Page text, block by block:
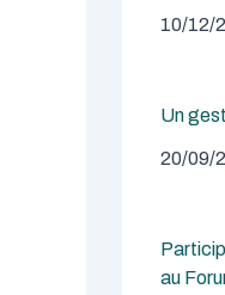
10/12/
Un
20/09/
au